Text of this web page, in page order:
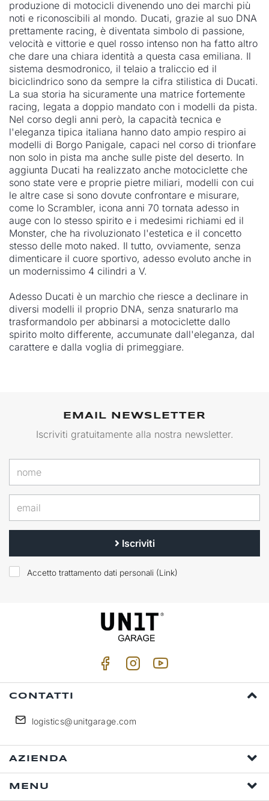
produzione di motocicli divenendo uno dei marchi più
noti e riconoscibili al mondo. Ducati, grazie al suo DNA
prettamente racing, è diventata simbolo di passione,
velocità e vittorie e quel rosso intenso non ha fatto altro
che dare una chiara identità a questa casa emiliana. Il
sistema desmodronico, il telaio a traliccio ed il
biciclindrico sono da sempre la cifra stilistica di Ducati.
La sua storia ha sicuramente una matrice fortemente
racing, legata a doppio mandato con i modelli da pista.
Nel corso degli anni però, la capacità tecnica e
l'eleganza tipica italiana hanno dato ampio respiro ai
modelli di Borgo Panigale, capaci nel corso di trionfare
non solo in pista ma anche sulle piste del deserto. In
aggiunta Ducati ha realizzato anche motociclette che
sono state vere e proprie pietre miliari, modelli con cui
le altre case si sono dovute confrontare e misurare,
come lo Scrambler, icona anni 70 tornata adesso in
auge con lo stesso spirito e i medesimi richiami ed il
Monster, che ha rivoluzionato l'estetica e il concetto
stesso delle moto naked. Il tutto, ovviamente, senza
dimenticare il cuore sportivo, adesso evoluto anche in
un modernissimo 4 cilindri a V.
Adesso Ducati è un marchio che riesce a declinare in
diversi modelli il proprio DNA, senza snaturarlo ma
trasformandolo per abbinarsi a motociclette dallo
spirito molto differente, accumunate dall'eleganza, dal
carattere e dalla voglia di primeggiare.
EMAIL NEWSLETTER
Iscriviti gratuitamente alla nostra newsletter.
Iscriviti
Accetto trattamento dati personali (Link)
CONTATTI
logistics@unitgarage.com
AZIENDA
MENU